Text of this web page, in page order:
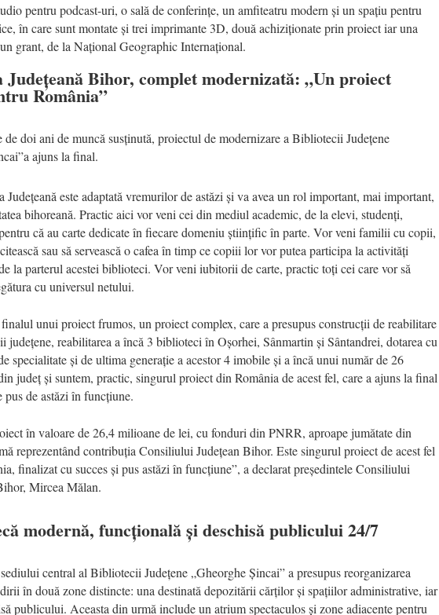
pentru podcast-uri, o sală de conferințe, un amfiteatru modern și un spațiu pentru
în care sunt montate și trei imprimante 3D, două achiziționate prin proiect iar una
grant, de la Național Geographic Internațional.
Județeană Bihor, complet modernizată: „Un proiect
România”
doi ani de muncă susținută, proiectul de modernizare a Bibliotecii Județene
ajuns la final.
Județeană este adaptată vremurilor de astăzi și va avea un rol important, mai important,
bihoreană. Practic aici vor veni cei din mediul academic, de la elevi, studenți,
că au carte dedicate în fiecare domeniu științific în parte. Vor veni familii cu copii,
sau să servească o cafea în timp ce copiii lor vor putea participa la activități
la parterul acestei biblioteci. Vor veni iubitorii de carte, practic toți cei care vor să
cu universul netului.
unui proiect frumos, un proiect complex, care a presupus construcții de reabilitare
județene, reabilitarea a încă 3 biblioteci în Oșorhei, Sânmartin și Sântandrei, dotarea cu
specialitate și de ultima generație a acestor 4 imobile și a încă unui număr de 26
județ și suntem, practic, singurul proiect din România de acest fel, care a ajuns la final
pus de astăzi în funcțiune.
în valoare de 26,4 milioane de lei, cu fonduri din PNRR, aproape jumătate din
reprezentând contribuția Consiliului Județean Bihor. Este singurul proiect de acest fel
finalizat cu succes și pus astăzi în funcțiune”, a declarat președintele Consiliului
Mircea Mălan.
modernă, funcțională și deschisă publicului 24/7
central al Bibliotecii Județene „Gheorghe Șincai” a presupus reorganizarea
în două zone distincte: una destinată depozitării cărților și spațiilor administrative, iar
publicului. Aceasta din urmă include un atrium spectaculos și zone adiacente pentru